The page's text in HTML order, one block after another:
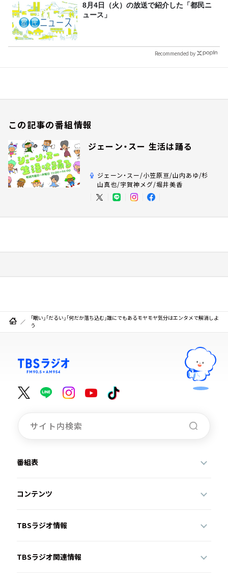
8月4日（火）の放送で紹介した「都民ニ
ュース」
Recommended by
この記事の番組情報
ジェーン・スー 生活は踊る
ジェーン・スー/小笠原亘/山内あゆ/杉
山真也/宇賀神メグ/堀井美香
「眠い」「だるい」「何だか落ち込む」誰にでもあるモヤモヤ気分はエンタメで解消しよ
う
番組表
コンテンツ
TBSラジオ情報
TBSラジオ関連情報